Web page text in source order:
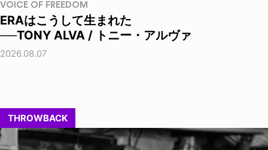
VOICE OF FREEDOM
ERAはこうして生まれた
──TONY ALVA / トニー・アルヴァ
2026.08.07
THROWBACK